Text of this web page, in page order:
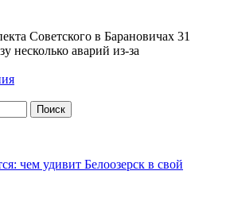
Советского в Барановичах 31
несколько аварий из-за
чем удивит Белоозерск в свой